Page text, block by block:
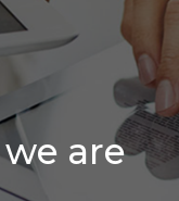
are